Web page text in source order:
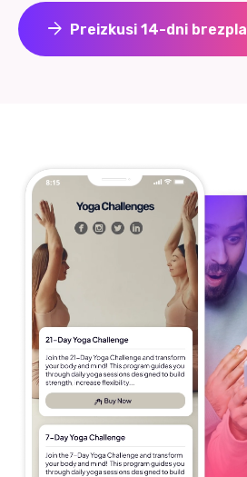
arrow_forward Preizkusi 14-dni